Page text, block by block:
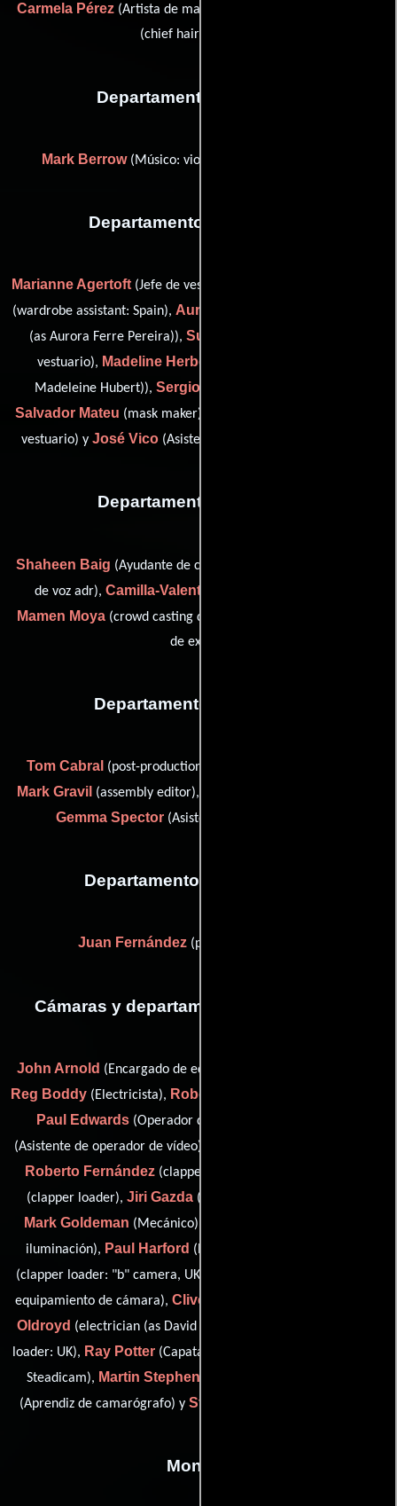
Carmela Pérez(Artista de maquillaje) y
(chief hair designer)
Departamento de musica
Mark Berrow(Músico: violín) y
Departamento de vestuario
Marianne Agertoft(Jefe de vestuaristas),
(wardrobe assistant: Spain), Aurora Ferré
(as Aurora Ferre Pereira)), Suzy Freeman
vestuario), Madeline Herbert
Madeleine Hubert)), Sergio Hernandez
Salvador Mateu (mask maker),
vestuario) y José Vico (Asistente de diseñador de vestuario)
Departamento de reparto
Shaheen Baig (Ayudante de casting),
de voz adr), Camilla-Valentine Isola
Mamen Moya(crowd casting director) y
de extras)
Departamento de editorial
Tom Cabral (post-production assistant (as Tomas Cabral)),
Mark Gravil (assembly editor),
Gemma Spector(Asistente de post-producción)
Departamento de transporte
Juan Fernández (production driver (u))
Cámaras y departamento de electricidad
John Arnold (Encargado de equipamientos: segunda unidad),
Reg Boddy (Electricista), Robert Diebelius
Paul Edwards (Operador de Steadicam),
(Asistente de operador de vídeo),
Roberto Fernández (clapper loader: Spain),
(clapper loader), Jiri Gazda(dolly grip: "b" camera / grip),
Mark Goldeman (Mecánico),
iluminación), Paul Harford (lighting rigger),
(clapper loader: "b" camera, UK),
equipamiento de cámara), Clive Mackey
Oldroyd (electrician (as David Oldroyd)),
loader: UK), Ray Potter (Capataz),
Steadicam), Martin Stephens
(Aprendiz de camarógrafo) y Stephen Vaughan
Montaje